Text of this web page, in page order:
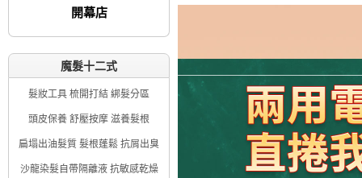
開幕店
魔髮十二式
髮妝工具 梳開打結 綁髮分區
頭皮保養 舒壓按摩 滋養髮根
扁塌出油髮質 髮根蓬鬆 抗屑出臭
沙龍染髮自帶隔離液 抗敏感乾燥